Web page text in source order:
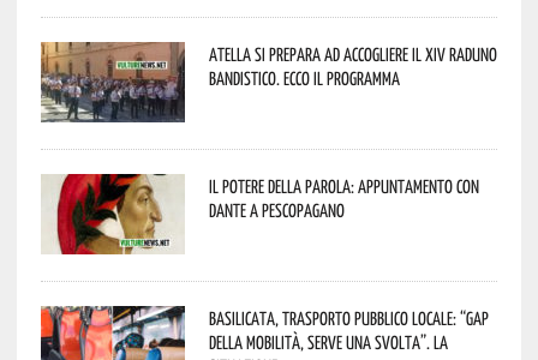
Atella si prepara ad accogliere il XIV Raduno
Bandistico. Ecco il programma
Il Potere della parola: appuntamento con
Dante a Pescopagano
Basilicata, trasporto pubblico locale: “Gap
della mobilità, serve una svolta”. La